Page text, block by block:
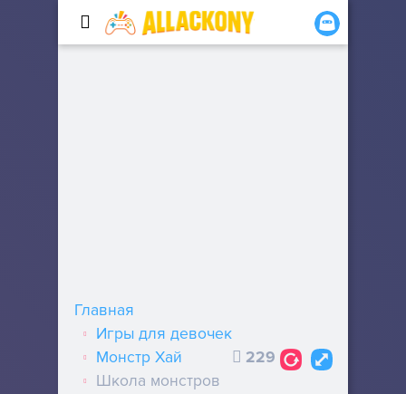
Главная
Игры для девочек
Монстр Хай
Школа монстров
229